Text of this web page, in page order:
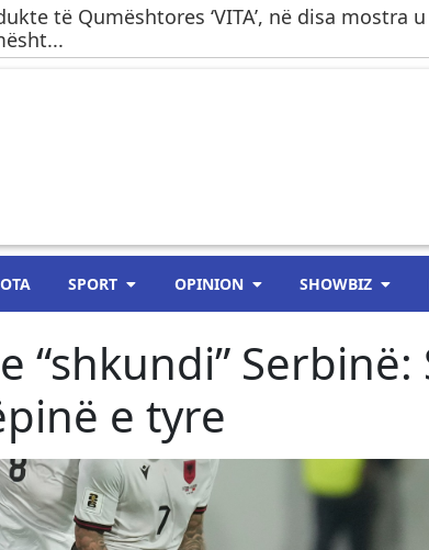
të Qumështores ‘VITA’, në disa mostra u
SPORT OPINION SHOWBIZ
“shkundi” Serbinë:
e tyre